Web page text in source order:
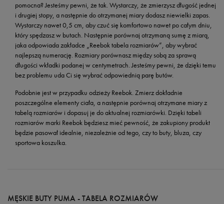
pomocna? Jesteśmy pewni, że tak. Wystarczy, że zmierzysz długość jednej
i drugiej stopy, a następnie do otrzymanej miary dodasz niewielki zapas.
Wystarczy nawet 0,5 cm, aby czuć się komfortowo nawet po całym dniu,
który spędzasz w butach. Następnie porównaj otrzymaną sumę z miarą,
jaka odpowiada zakładce „Reebok tabela rozmiarów”, aby wybrać
najlepszą numerację. Rozmiary porównasz między sobą za sprawą
długości wkładki podanej w centymetrach. Jesteśmy pewni, że dzięki temu
bez problemu uda Ci się wybrać odpowiednią parę butów.
Podobnie jest w przypadku odzieży Reebok. Zmierz dokładnie
poszczególne elementy ciała, a następnie porównaj otrzymane miary z
tabelą rozmiarów i dopasuj je do aktualnej rozmiarówki. Dzięki tabeli
rozmiarów marki Reebok będziesz mieć pewność, że zakupiony produkt
będzie pasował idealnie, niezależnie od tego, czy to buty, bluza, czy
sportowa koszulka.
MĘSKIE BUTY PUMA - TABELA ROZMIARÓW